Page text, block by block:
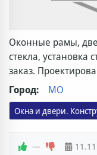
Оконные рамы,
стекла, установка
заказ.
Город:
МО
Окна и двери.
—